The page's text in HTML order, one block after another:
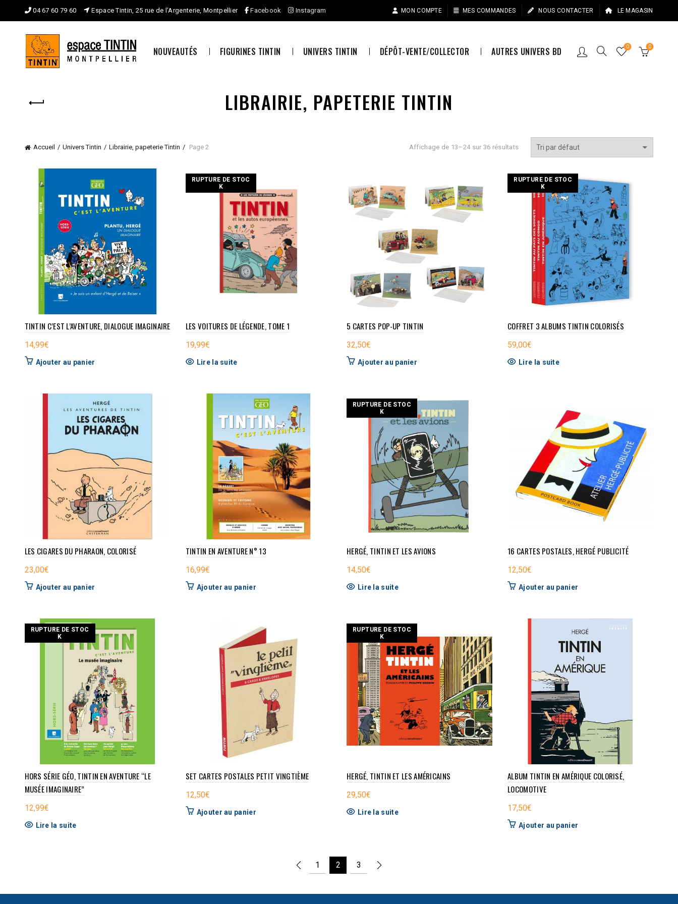
04 67 60 79 60 Espace Tintin, 25 rue de l'Argenterie, Montpellier Facebook Instagram MON COMPTE MES COMMANDES NOUS CONTACTER LE MAGASIN
NOUVEAUTÉS FIGURINES TINTIN UNIVERS TINTIN DÉPÔT-VENTE/COLLECTOR AUTRES UNIVERS BD 0 0
LIBRAIRIE, PAPETERIE TINTIN
Accueil Univers Tintin Librairie, papeterie Tintin Page 2 Affichage de 13–24 sur 36 résultats
TINTIN C’EST L’AVENTURE, DIALOGUE IMAGINAIRE
14,99€
Ajouter au panier
RUPTURE DE STOC
K
LES VOITURES DE LÉGENDE, TOME 1
19,99€
Lire la suite
5 CARTES POP-UP TINTIN
32,50€
Ajouter au panier
RUPTURE DE STOC
K
COFFRET 3 ALBUMS TINTIN COLORISÉS
59,00€
Lire la suite
LES CIGARES DU PHARAON, COLORISÉ
23,00€
Ajouter au panier
TINTIN EN AVENTURE N° 13
16,99€
Ajouter au panier
RUPTURE DE STOC
K
HERGÉ, TINTIN ET LES AVIONS
14,50€
Lire la suite
16 CARTES POSTALES, HERGÉ PUBLICITÉ
12,50€
Ajouter au panier
RUPTURE DE STOC
K
HORS SÉRIE GÉO, TINTIN EN AVENTURE “LE
MUSÉE IMAGINAIRE”
12,99€
Lire la suite
SET CARTES POSTALES PETIT VINGTIÈME
12,50€
Ajouter au panier
RUPTURE DE STOC
K
HERGÉ, TINTIN ET LES AMÉRICAINS
29,50€
Lire la suite
ALBUM TINTIN EN AMÉRIQUE COLORISÉ,
LOCOMOTIVE
17,50€
Ajouter au panier
1 2 3